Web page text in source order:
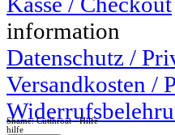
information
Datenschutz /
Versandkosten /
Shame: Cutthroat - Hilfe
hilfe